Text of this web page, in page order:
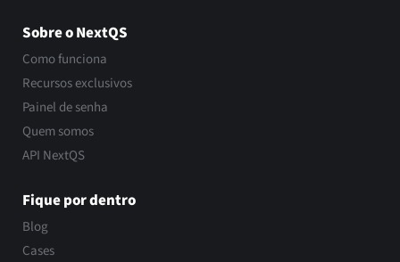
Sobre o NextQS
Como funciona
Recursos exclusivos
Painel de senha
Quem somos
API NextQS
Fique por dentro
Blog
Cases